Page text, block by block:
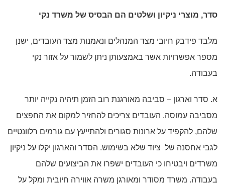
סדר, מוצרי ניקיון ושלטים הם הבסיס של משרד נקי
מלבד פידבק חיובי מצד המנהלים ונאמנות מצד העובדים, ישנן
מספר אפשרויות אשר באמצעותן ניתן לשמור על אזור נקי
בעבודה.
א. סדר וארגון – סביבה מאורגנת רוב הזמן תיהיה נקייה יותר
מסביבה עמוסה. העובדים צריכים להחזיר למקום את החפצים
שלהם, להקפיד על ארונות סגורים ולהתייעץ עם גורמים רלוונטיים
לגבי אחסנה של ציוד שלא בשימוש. הסדר והארגון יקלו על ניקיון
משרדים ויבטיחו כי העובדים ישפרו את הביצועים שלהם
בעבודה. משרד מסודר ומאורגן משרה אווירה חיובית ומקל על